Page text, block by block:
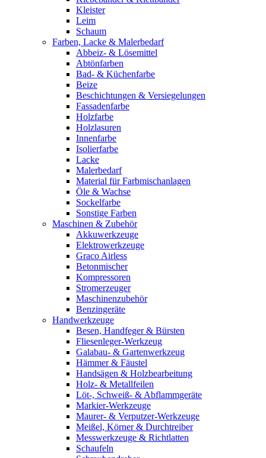
Kleister
Leim
Schaum
Farben, Lacke & Malerbedarf
Abbeiz- & Lösemittel
Abtönfarben
Bad- & Küchenfarbe
Beize
Beschichtungen & Versiegelungen
Fassadenfarbe
Holzfarbe
Holzlasuren
Innenfarbe
Isolierfarbe
Lacke
Malerbedarf
Material für Farbmischanlagen
Öle & Wachse
Sockelfarbe
Sonstige Farben
Maschinen & Zubehör
Akkuwerkzeuge
Elektrowerkzeuge
Graco Airless
Betonmischer
Kompressoren
Stromerzeuger
Maschinenzubehör
Benzingeräte
Handwerkzeuge
Besen, Handfeger & Bürsten
Fliesenleger-Werkzeug
Galabau- & Gartenwerkzeug
Hämmer & Fäustel
Handsägen & Holzbearbeitung
Holz- & Metallfeilen
Löt-, Schweiß- & Abflammgeräte
Markier-Werkzeuge
Maurer- & Verputzer-Werkzeuge
Meißel, Körner & Durchtreiber
Messwerkzeuge & Richtlatten
Schaufeln